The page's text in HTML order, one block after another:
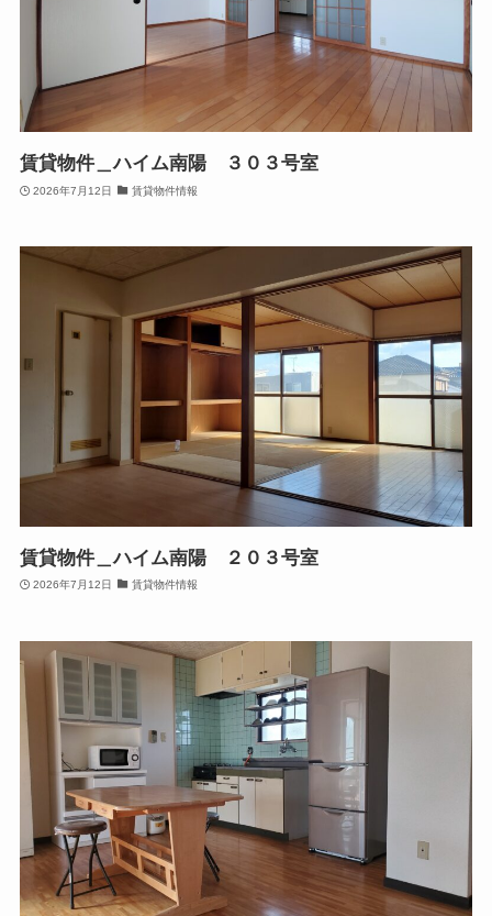
賃貸物件＿ハイム南陽 ３０３号室
2026年7月12日 賃貸物件情報
賃貸物件＿ハイム南陽 ２０３号室
2026年7月12日 賃貸物件情報